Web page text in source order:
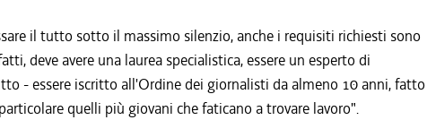
il tutto sotto il massimo silenzio, anche i requisiti richiesti sono
deve avere una laurea specialistica, essere un esperto di
- essere iscritto all'Ordine dei giornalisti da almeno 10 anni, fatto
quelli più giovani che faticano a trovare lavoro".